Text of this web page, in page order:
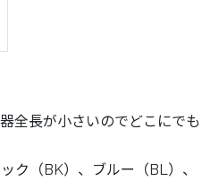
全長が小さいのでどこにでも
ク（BK）、ブルー（BL）、